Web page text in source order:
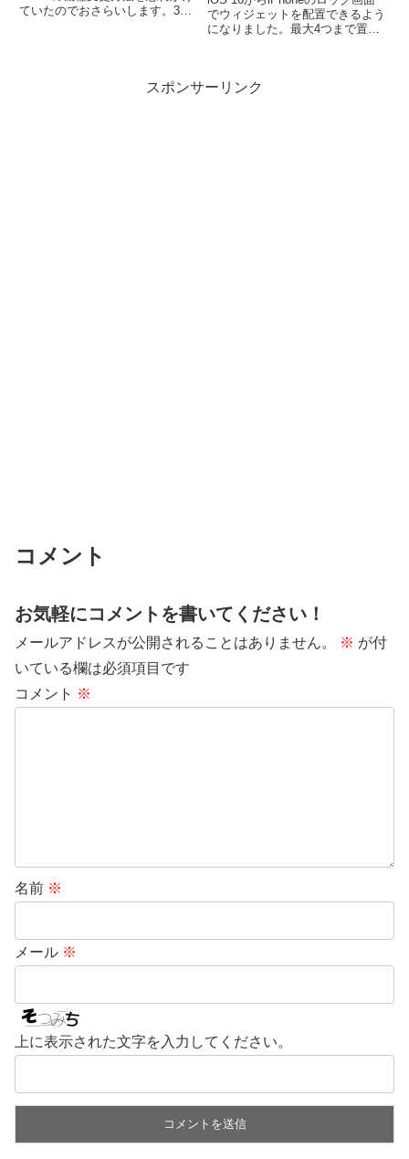
ていたのでおさらいします。3ス
でウィジェットを配置できるよう
になりました。最大4つまで置く
ェットに対応していないアプリも
スポンサーリンク
コメント
お気軽にコメントを書いてください！
メールアドレスが公開されることはありません。 ※ が付
いている欄は必須項目です
コメント ※
名前 ※
メール ※
上に表示された文字を入力してください。